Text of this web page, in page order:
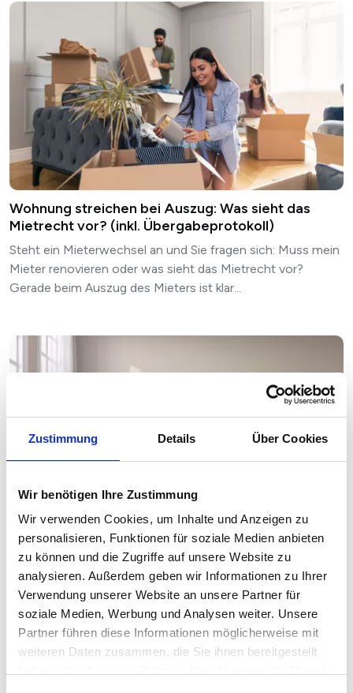
Zustimmung Details Über Cookies
Wir benötigen Ihre Zustimmung
Wir verwenden Cookies, um Inhalte und Anzeigen zu
personalisieren, Funktionen für soziale Medien anbieten
zu können und die Zugriffe auf unsere Website zu
analysieren. Außerdem geben wir Informationen zu Ihrer
Verwendung unserer Website an unsere Partner für
soziale Medien, Werbung und Analysen weiter. Unsere
Partner führen diese Informationen möglicherweise mit
weiteren Daten zusammen, die Sie ihnen bereitgestellt
Wohnung streichen bei Auszug: Was sieht das
Mietrecht vor? (inkl. Übergabeprotokoll)
Steht ein Mieterwechsel an und Sie fragen sich: Muss mein
Mieter renovieren oder was sieht das Mietrecht vor?
Gerade beim Auszug des Mieters ist klar...
Mieter verstorben – was tun?
Egal, ob der Todesfall vorhersehbar war oder plötzlich
eintritt – der Tod eines Mieters ist immer ein sensibles
Thema, das neben emotionaler Belastung...